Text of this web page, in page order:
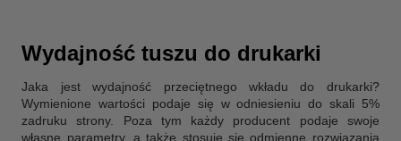
Wydajność tuszu do drukarki
Jaka jest wydajność przeciętnego wkładu do drukarki?
Wymienione wartości podaje się w odniesieniu do skali 5%
zadruku strony. Poza tym każdy producent podaje swoje
własne parametry, a także stosuje się odmienne rozwiązania